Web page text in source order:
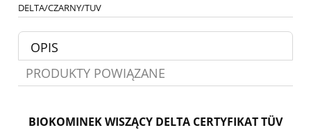
DELTA/CZARNY/TUV
OPIS
PRODUKTY POWIĄZANE
BIOKOMINEK WISZĄCY DELTA CERTYFIKAT TÜV